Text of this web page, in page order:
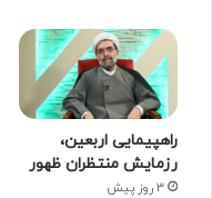
راهپیمایی اربعین،
رزمایش منتظران ظهور
3 روز پیش